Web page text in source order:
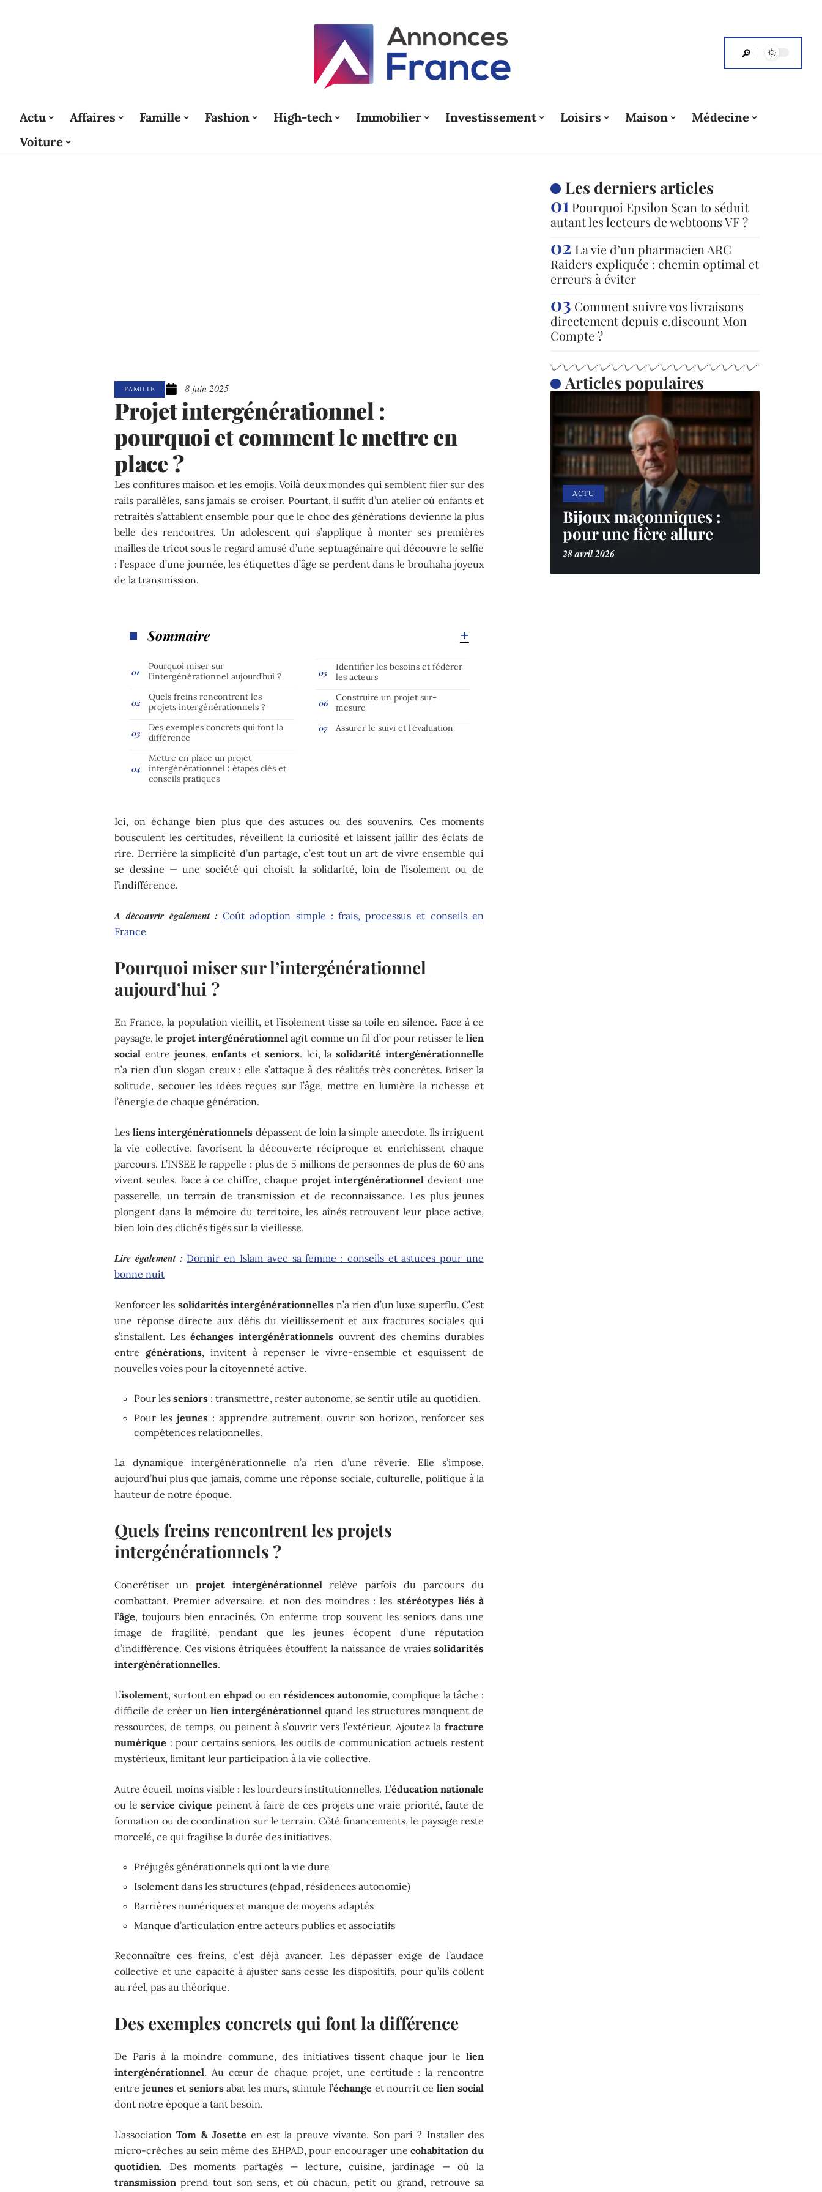
Actu Affaires Famille Fashion High-tech Immobilier Investissement Loisirs Maison
Médecine
Voiture
FAMILLE 8 juin 2025
Projet intergénérationnel :
pourquoi et comment le mettre en
place ?
Les confitures maison et les emojis. Voilà deux mondes qui semblent filer sur des
rails parallèles, sans jamais se croiser. Pourtant, il suffit d’un atelier où enfants et
retraités s’attablent ensemble pour que le choc des générations devienne la plus
belle des rencontres. Un adolescent qui s’applique à monter ses premières
mailles de tricot sous le regard amusé d’une septuagénaire qui découvre le selfie
: l’espace d’une journée, les étiquettes d’âge se perdent dans le brouhaha joyeux
de la transmission.
Sommaire
Pourquoi miser sur
l’intergénérationnel aujourd’hui ?
Quels freins rencontrent les
projets intergénérationnels ?
Des exemples concrets qui font la
différence
Mettre en place un projet
intergénérationnel : étapes clés et
conseils pratiques
Identifier les besoins et fédérer
les acteurs
Construire un projet sur-
mesure
Assurer le suivi et l’évaluation
Ici, on échange bien plus que des astuces ou des souvenirs. Ces moments
bousculent les certitudes, réveillent la curiosité et laissent jaillir des éclats de
rire. Derrière la simplicité d’un partage, c’est tout un art de vivre ensemble qui
se dessine — une société qui choisit la solidarité, loin de l’isolement ou de
l’indifférence.
A découvrir également : Coût adoption simple : frais, processus et conseils en
France
Pourquoi miser sur l’intergénérationnel
aujourd’hui ?
En France, la population vieillit, et l’isolement tisse sa toile en silence. Face à ce
paysage, le projet intergénérationnel agit comme un fil d’or pour retisser le lien
social entre jeunes,enfants et seniors. Ici, lasolidarité intergénérationnelle
n’a rien d’un slogan creux : elle s’attaque à des réalités très concrètes. Briser la
solitude, secouer les idées reçues sur l’âge, mettre en lumière la richesse et
l’énergie de chaque génération.
Les liens intergénérationnels dépassent de loin la simple anecdote. Ils irriguent
la vie collective, favorisent la découverte réciproque et enrichissent chaque
parcours. L’INSEE le rappelle : plus de 5 millions de personnes de plus de 60 ans
vivent seules. Face à ce chiffre, chaque projet intergénérationnel devient une
passerelle, un terrain de transmission et de reconnaissance. Les plus jeunes
plongent dans la mémoire du territoire, les aînés retrouvent leur place active,
bien loin des clichés figés sur la vieillesse.
Lire également : Dormir en Islam avec sa femme : conseils et astuces pour une
bonne nuit
Renforcer les solidarités intergénérationnelles n’a rien d’un luxe superflu. C’est
une réponse directe aux défis du vieillissement et aux fractures sociales qui
s’installent. Leséchanges intergénérationnels ouvrent des chemins durables
entregénérations, invitent à repenser le vivre-ensemble et esquissent de
nouvelles voies pour la citoyenneté active.
Pour lesseniors : transmettre, rester autonome, se sentir utile au quotidien.
Pour les jeunes: apprendre autrement, ouvrir son horizon, renforcer ses
compétences relationnelles.
La dynamique intergénérationnelle n’a rien d’une rêverie. Elle s’impose,
aujourd’hui plus que jamais, comme une réponse sociale, culturelle, politique à la
hauteur de notre époque.
Quels freins rencontrent les projets
intergénérationnels ?
Concrétiser unprojet intergénérationnel relève parfois du parcours du
combattant. Premier adversaire, et non des moindres : les stéréotypes liés à
l’âge, toujours bien enracinés. On enferme trop souvent les seniors dans une
image de fragilité, pendant que les jeunes écopent d’une réputation
d’indifférence. Ces visions étriquées étouffent la naissance de vraies solidarités
intergénérationnelles.
L’isolement, surtout en ehpad ou enrésidences autonomie, complique la tâche :
difficile de créer unlien intergénérationnelquand les structures manquent de
ressources, de temps, ou peinent à s’ouvrir vers l’extérieur. Ajoutez la fracture
numérique : pour certains seniors, les outils de communication actuels restent
mystérieux, limitant leur participation à la vie collective.
Autre écueil, moins visible : les lourdeurs institutionnelles. L’éducation nationale
ou leservice civique peinent à faire de ces projets une vraie priorité, faute de
formation ou de coordination sur le terrain. Côté financements, le paysage reste
morcelé, ce qui fragilise la durée des initiatives.
Préjugés générationnels qui ont la vie dure
Isolement dans les structures (ehpad, résidences autonomie)
Barrières numériques et manque de moyens adaptés
Manque d’articulation entre acteurs publics et associatifs
Reconnaître ces freins, c’est déjà avancer. Les dépasser exige de l’audace
collective et une capacité à ajuster sans cesse les dispositifs, pour qu’ils collent
au réel, pas au théorique.
Des exemples concrets qui font la différence
De Paris à la moindre commune, des initiatives tissent chaque jour le lien
intergénérationnel. Au cœur de chaque projet, une certitude : la rencontre
entre jeuneset seniorsabat les murs, stimule l’échange et nourrit celien social
dont notre époque a tant besoin.
L’associationTom & Josette en est la preuve vivante. Son pari ? Installer des
micro-crèches au sein même des EHPAD, pour encourager unecohabitation du
quotidien. Des moments partagés — lecture, cuisine, jardinage — où la
transmission prend tout son sens, et où chacun, petit ou grand, retrouve sa
Les derniers articles
Pourquoi Epsilon Scan to séduit
autant les lecteurs de webtoons VF ?
La vie d’un pharmacien ARC
Raiders expliquée : chemin optimal et
erreurs à éviter
Comment suivre vos livraisons
directement depuis c.discount Mon
Compte ?
Articles populaires
ACTU
Bijoux maçonniques :
pour une fière allure
28 avril 2026